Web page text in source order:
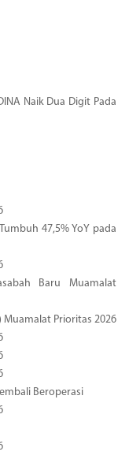
Naik Dua Digit Pada
47,5% YoY pada
Baru Muamalat
Muamalat Prioritas 2026
Beroperasi